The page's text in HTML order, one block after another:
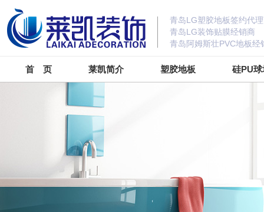
青岛LG塑胶地板签约代
青岛LG装饰贴膜经销商
青岛阿姆斯壮PVC地板经
首 页 莱凯简介 塑胶地板 硅PU球